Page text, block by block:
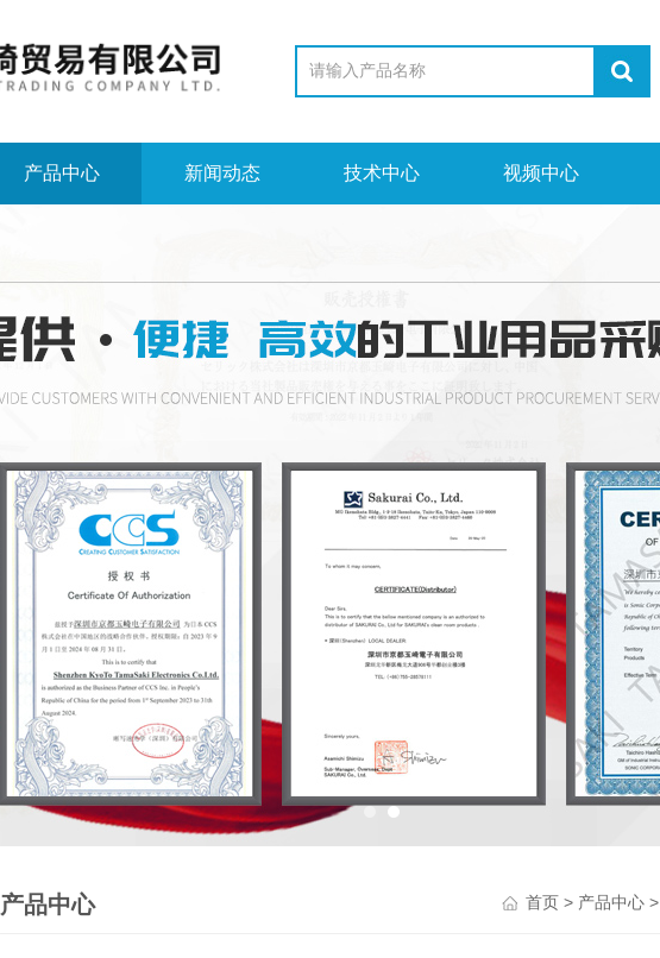
产品中心 新闻动态 技术中心 视频中心
产品中心 首页> 产品中心>